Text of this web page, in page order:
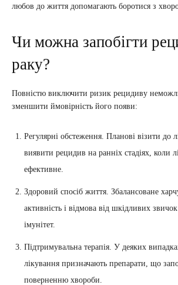
любов до життя допомагають боротися з
Чи можна запобігти
раку?
Повністю виключити ризик рецидиву
зменшити ймовірність його появи:
Регулярні обстеження. Планові візити до
виявити рецидив на ранніх стадіях, коли
ефективне.
Здоровий спосіб життя. Збалансоване
активність і відмова від шкідливих
імунітет.
Підтримувальна терапія. У деяких
лікування призначають препарати, що
поверненню хвороби.